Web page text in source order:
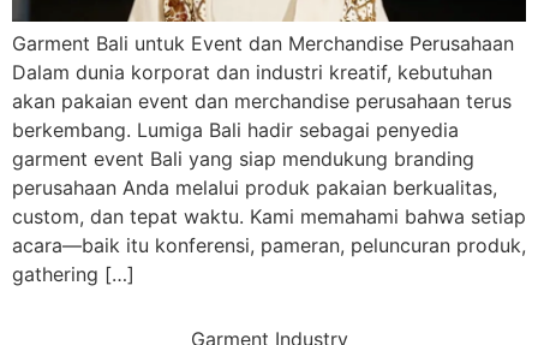
Garment Bali untuk Event dan Merchandise Perusahaan
Dalam dunia korporat dan industri kreatif, kebutuhan
akan pakaian event dan merchandise perusahaan terus
berkembang. Lumiga Bali hadir sebagai penyedia
garment event Bali yang siap mendukung branding
perusahaan Anda melalui produk pakaian berkualitas,
custom, dan tepat waktu. Kami memahami bahwa setiap
acara—baik itu konferensi, pameran, peluncuran produk,
gathering […]
Garment Industry